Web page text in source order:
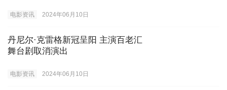
电影资讯 2024年06月10日
丹尼尔·克雷格新冠呈阳 主演百老汇
舞台剧取消演出
电影资讯 2024年06月10日